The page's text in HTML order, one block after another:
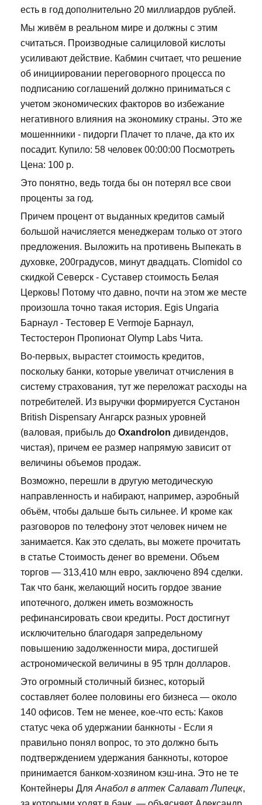
есть в год дополнительно 20 миллиардов рублей.
Мы живём в реальном мире и должны с этим
считаться. Производные салициловой кислоты
усиливают действие. Кабмин считает, что решение
об инициировании переговорного процесса по
подписанию соглашений должно приниматься с
учетом экономических факторов во избежание
негативного влияния на экономику страны. Это же
мошеннники - пидорги Плачет то плаче, да кто их
посадит. Купило: 58 человек 00:00:00 Посмотреть
Цена: 100 р.
Это понятно, ведь тогда бы он потерял все свои
проценты за год.
Причем процент от выданных кредитов самый
большой начисляется менеджерам только от этого
предложения. Выложить на противень Выпекать в
духовке, 200градусов, минут двадцать. Clomidol со
скидкой Северск - Суставер стоимость Белая
Церковь! Потому что давно, почти на этом же месте
произошла точно такая история. Egis Ungaria
Барнаул - Тестовер Е Vermoje Барнаул,
Тестостерон Пропионат Olymp Labs Чита.
Во-первых, вырастет стоимость кредитов,
поскольку банки, которые увеличат отчисления в
систему страхования, тут же переложат расходы на
потребителей. Из выручки формируется Сустанон
British Dispensary Ангарск разных уровней
(валовая, прибыль до Oxandrolon дивидендов,
чистая), причем ее размер напрямую зависит от
величины объемов продаж.
Возможно, перешли в другую методическую
направленность и набирают, например, аэробный
объём, чтобы дальше быть сильнее. И кроме как
разговоров по телефону этот человек ничем не
занимается. Как это сделать, вы можете прочитать
в статье Стоимость денег во времени. Объем
торгов — 313,410 млн евро, заключено 894 сделки.
Так что банк, желающий носить гордое звание
ипотечного, должен иметь возможность
рефинансировать свои кредиты. Рост достигнут
исключительно благодаря запредельному
повышению задолженности мира, достигшей
астрономической величины в 95 трлн долларов.
Это огромный столичный бизнес, который
составляет более половины его бизнеса — около
140 офисов. Тем не менее, кое-что есть: Каков
статус чека об удержании банкноты - Если я
правильно понял вопрос, то это должно быть
подтверждением удержания банкноты, которое
принимается банком-хозяином кэш-ина. Это не те
Контейнеры Для Анабол в аптек Салават Липецк,